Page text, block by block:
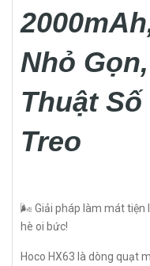
Nhỏ
Thuật
Treo
🌬️ Giải pháp làm mát tiện
hè oi bức!
Hoco HX63 là dòng quạt